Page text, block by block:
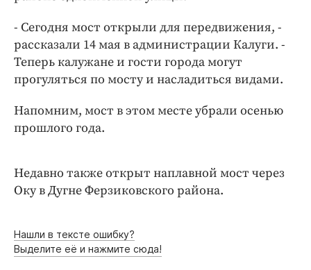
Работодатель года
- Сегодня мост открыли для передвижения, -
рассказали 14 мая в администрации Калуги. -
Теперь калужане и гости города могут
прогуляться по мосту и насладиться видами.
Напомним, мост в этом месте убрали осенью
прошлого года.
Недавно также открыт наплавной мост через
Оку в Дугне Ферзиковского района.
Нашли в тексте ошибку?
Выделите её и нажмите сюда!